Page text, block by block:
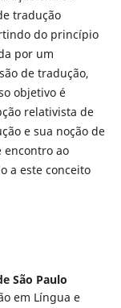
tradução
do princípio
por um
de tradução,
objetivo é
relativista de
e sua noção de
encontro ao
a este conceito
São Paulo
em Língua e